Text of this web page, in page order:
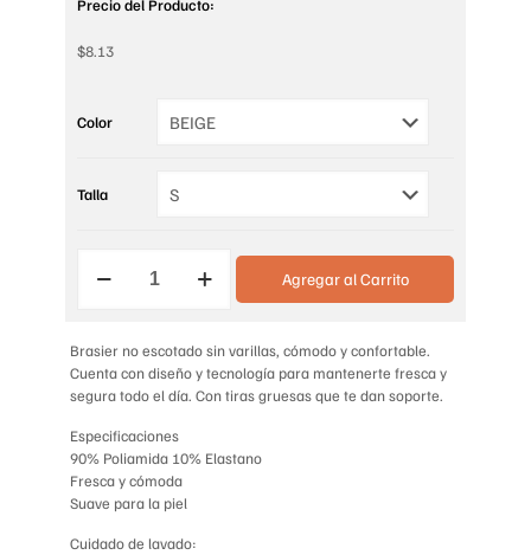
Precio del Producto:
$8.13
Color
Talla
COMFORT
Agregar al Carrito
Brasier no escotado sin varillas, cómodo y confortable.
Cuenta con diseño y tecnología para mantenerte fresca y
segura todo el día. Con tiras gruesas que te dan soporte.
Especificaciones
90% Poliamida 10% Elastano
Fresca y cómoda
Suave para la piel
Cuidado de lavado: